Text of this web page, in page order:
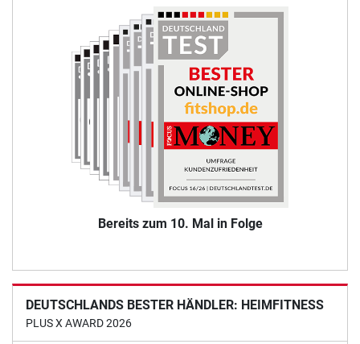
Bereits zum 10. Mal in Folge
DEUTSCHLANDS BESTER HÄNDLER: HEIMFITNESS
PLUS X AWARD 2026